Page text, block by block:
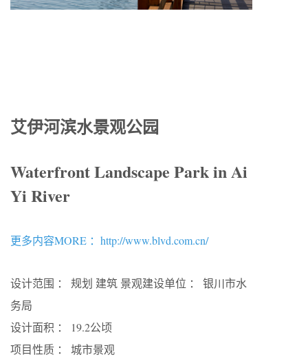
艾伊河滨水景观公园
Waterfront Landscape Park in Ai
Yi River
更多内容MORE ：http://www.blvd.com.cn/
设计范围 ： 规划 建筑 景观建设单位 ： 银川市水
务局
设计面积 ： 19.2公顷
项目性质 ： 城市景观